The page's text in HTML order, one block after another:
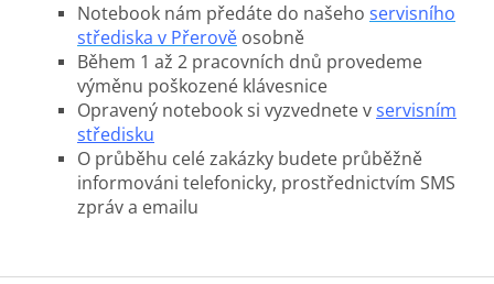
Notebook nám předáte do našeho servisního
střediska v Přerově osobně
Během 1 až 2 pracovních dnů provedeme
výměnu poškozené klávesnice
Opravený notebook si vyzvednete vservisním
středisku
O průběhu celé zakázky budete průběžně
informováni telefonicky, prostřednictvím SMS
zpráv a emailu